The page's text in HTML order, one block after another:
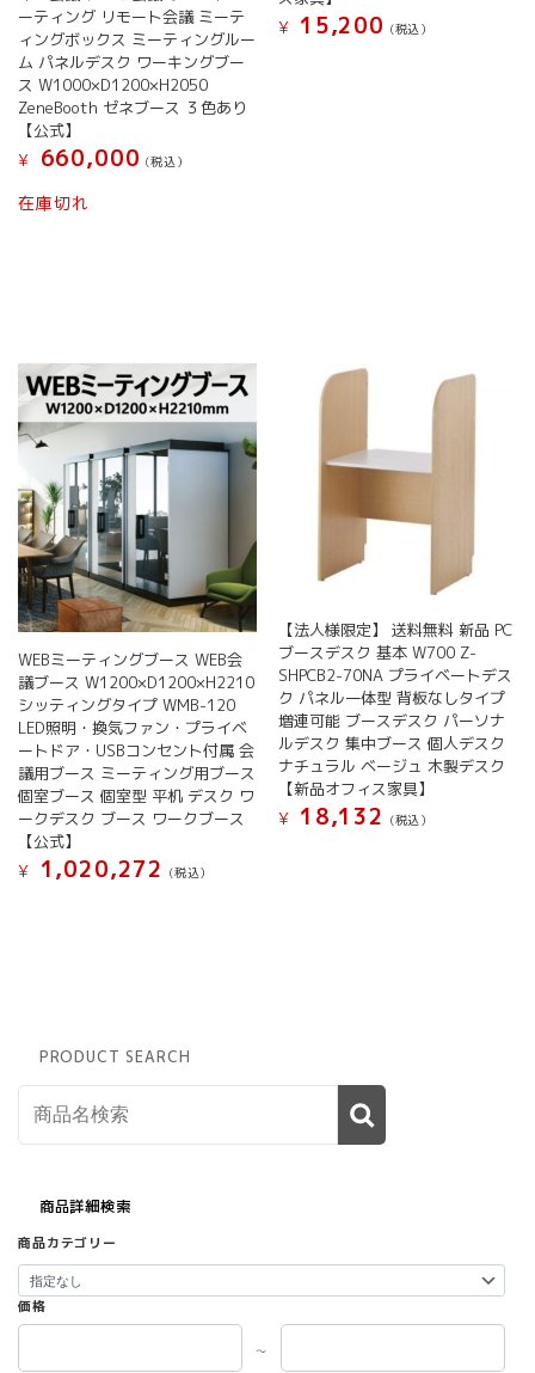
ーティング リモート会議 ミーテ
ィングボックス ミーティングルー
ム パネルデスク ワーキングブー
ス W1000×D1200×H2050
ZeneBooth ゼネブース ３色あり
【公式】
¥
660,000 (税込）
在庫切れ
¥
15,200 (税込）
WEBミーティングブース WEB会
議ブース W1200×D1200×H2210
シッティングタイプ WMB-120
LED照明・換気ファン・プライベ
ートドア・USBコンセント付属 会
議用ブース ミーティング用ブース
個室ブース 個室型 平机 デスク ワ
ークデスク ブース ワークブース
【公式】
¥
1,020,272 (税込）
【法人様限定】 送料無料 新品 PC
ブースデスク 基本 W700 Z-
SHPCB2-70NA プライベートデス
ク パネル一体型 背板なしタイプ
増連可能 ブースデスク パーソナ
ルデスク 集中ブース 個人デスク
ナチュラル ベージュ 木製デスク
【新品オフィス家具】
¥
18,132 (税込）
PRODUCT SEARCH
商品詳細検索
商品カテゴリー
価格
～